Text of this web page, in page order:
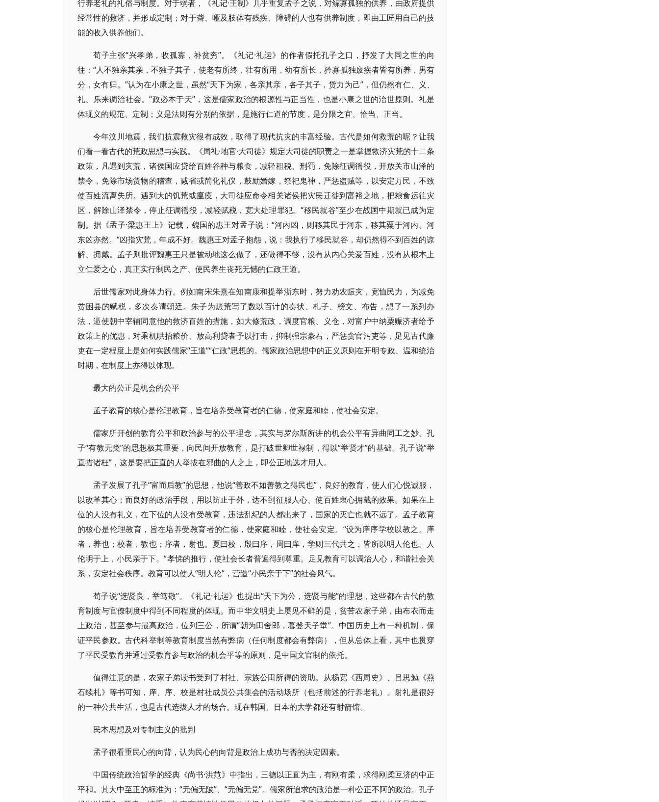
行养老礼的礼俗与制度。对于弱者，《礼记·王制》几乎重复孟子之说，对鳏寡孤独的供养，由政府提供
经常性的救济，并形成定制；对于聋、哑及肢体有残疾、障碍的人也有供养制度，即由工匠用自己的技
能的收入供养他们。
荀子主张“兴孝弟，收孤寡，补贫穷”。《礼记·礼运》的作者假托孔子之口，抒发了大同之世的向
往：“人不独亲其亲，不独子其子，使老有所终，壮有所用，幼有所长，矜寡孤独废疾者皆有所养，男有
分，女有归。”认为在小康之世，虽然“天下为家，各亲其亲，各子其子，货力为己”，但仍然有仁、义、
礼、乐来调治社会。“政必本于天”，这是儒家政治的根源性与正当性，也是小康之世的治世原则。礼是
体现义的规范、定制；义是法则有分别的依据，是施行仁道的节度，是分限之宜、恰当、正当。
今年汶川地震，我们抗震救灾很有成效，取得了现代抗灾的丰富经验。古代是如何救荒的呢？让我
们看一看古代的荒政思想与实践。《周礼·地官·大司徒》规定大司徒的职责之一是掌握救济灾荒的十二条
政策，凡遇到灾荒，诸侯国应贷给百姓谷种与粮食，减轻租税、刑罚，免除征调徭役，开放关市山泽的
禁令，免除市场货物的稽查，减省或简化礼仪，鼓励婚嫁，祭祀鬼神，严惩盗贼等，以安定万民，不致
使百姓流离失所。遇到大的饥荒或瘟疫，大司徒应命令相关诸侯把灾民迁徙到富裕之地，把粮食运往灾
区，解除山泽禁令，停止征调徭役，减轻赋税，宽大处理罪犯。“移民就谷”至少在战国中期就已成为定
制。据《孟子·梁惠王上》记载，魏国的惠王对孟子说：“河内凶，则移其民于河东，移其粟于河内。河
东凶亦然。”凶指灾荒，年成不好。魏惠王对孟子抱怨，说：我执行了移民就谷，却仍然得不到百姓的谅
解、拥戴。孟子则批评魏惠王只是被动地这么做了，还做得不够，没有从内心关爱百姓，没有从根本上
立仁爱之心，真正实行制民之产、使民养生丧死无憾的仁政王道。
后世儒家对此身体力行。例如南宋朱熹在知南康和提举浙东时，努力劝农赈灾，宽恤民力，为减免
贫困县的赋税，多次奏请朝廷。朱子为赈荒写了数以百计的奏状、札子、榜文、布告，想了一系列办
法，逼使朝中宰辅同意他的救济百姓的措施，如大修荒政，调度官粮、义仓，对富户中纳粟赈济者给予
政策上的优惠，对乘机哄抬粮价、放高利贷者予以打击，抑制强宗豪右，严惩贪官污吏等，足见古代廉
吏在一定程度上是如何实践儒家“王道”“仁政”思想的。儒家政治思想中的正义原则在开明专政、温和统治
时期，在制度上亦得以体现。
最大的公正是机会的公平
孟子教育的核心是伦理教育，旨在培养受教育者的仁德，使家庭和睦，使社会安定。
儒家所开创的教育公平和政治参与的公平理念，其实与罗尔斯所讲的机会公平有异曲同工之妙。孔
子“有教无类”的思想极其重要，向民间开放教育，是打破世卿世禄制，得以“举贤才”的基础。孔子说“举
直措诸枉”，这是要把正直的人举拔在邪曲的人之上，即公正地选才用人。
孟子发展了孔子“富而后教”的思想，他说“善政不如善教之得民也”，良好的教育，使人们心悦诚服，
以改革其心；而良好的政治手段，用以防止于外，达不到征服人心、使百姓衷心拥戴的效果。如果在上
位的人没有礼义，在下位的人没有受教育，违法乱纪的人都出来了，国家的灭亡也就不远了。孟子教育
的核心是伦理教育，旨在培养受教育者的仁德，使家庭和睦，使社会安定。“设为庠序学校以教之。庠
者，养也；校者，教也；序者，射也。夏曰校，殷曰序，周曰庠，学则三代共之，皆所以明人伦也。人
伦明于上，小民亲于下。”孝悌的推行，使社会长者普遍得到尊重。足见教育可以调治人心，和谐社会关
系，安定社会秩序。教育可以使人“明人伦”，营造“小民亲于下”的社会风气。
荀子说“选贤良，举笃敬”。《礼记·礼运》也提出“天下为公，选贤与能”的理想，这些都在古代的教
育制度与官僚制度中得到不同程度的体现。而中华文明史上屡见不鲜的是，贫苦农家子弟，由布衣而走
上政治，甚至参与最高政治，位列三公，所谓“朝为田舍郎，暮登天子堂”。中国历史上有一种机制，保
证平民参政。古代科举制等教育制度当然有弊病（任何制度都会有弊病），但从总体上看，其中也贯穿
了平民受教育并通过受教育参与政治的机会平等的原则，是中国文官制的依托。
值得注意的是，农家子弟读书受到了村社、宗族公田所得的资助。从杨宽《西周史》、吕思勉《燕
石续札》等书可知，庠、序、校是村社成员公共集会的活动场所（包括前述的行养老礼）。射礼是很好
的一种公共生活，也是古代选拔人才的场合。现在韩国、日本的大学都还有射箭馆。
民本思想及对专制主义的批判
孟子很看重民心的向背，认为民心的向背是政治上成功与否的决定因素。
中国传统政治哲学的经典《尚书·洪范》中指出，三德以正直为主，有刚有柔，求得刚柔互济的中正
平和。其大中至正的标准为：“无偏无陂”、“无偏无党”。儒家所追求的政治是一种公正不阿的政治。孔子